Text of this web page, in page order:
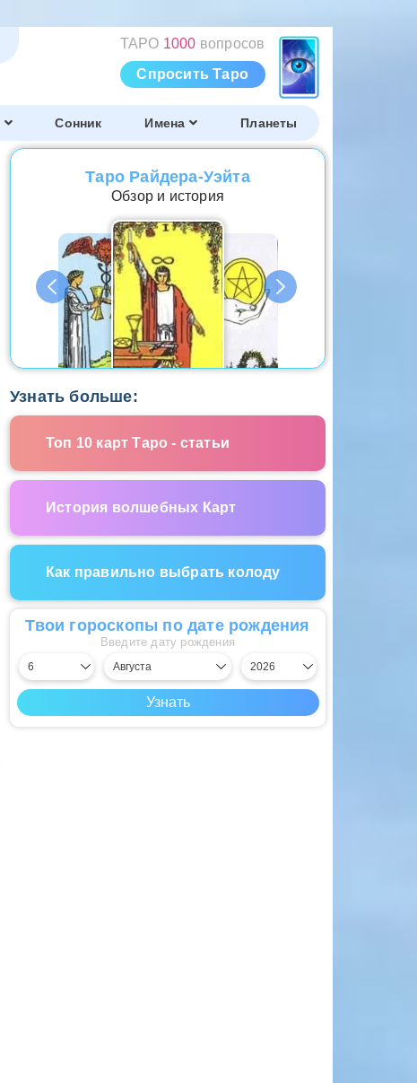
ТАРО 1000 вопросов
Спросить Таро
Сонник Имена Планеты
Таро Райдера-Уэйта
Обзор и история
Узнать больше:
Топ 10 карт Таро - статьи
История волшебных Карт
Как правильно выбрать колоду
Твои гороскопы по дате рождения
Введите дату рождения